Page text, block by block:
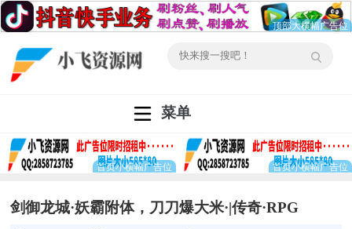
菜单
剑御龙城·妖霸附体，刀刀爆大米·|传奇·RPG